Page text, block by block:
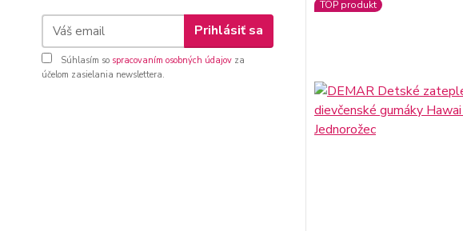
Prihlásiť sa
Súhlasím so spracovaním osobných údajov za
účelom zasielania newslettera.
TOP produkt